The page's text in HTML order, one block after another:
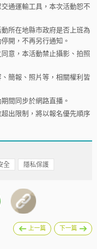
通運輸工具，本次活動恕不
所在地縣市政府是否上班為
開，不再另行通知。
意，本活動禁止攝影、拍照
簡報、照片等，相關權利皆
間同步於網路直播。
出限制，將以報名優先順序
全 隱私保護
上一篇 下一篇